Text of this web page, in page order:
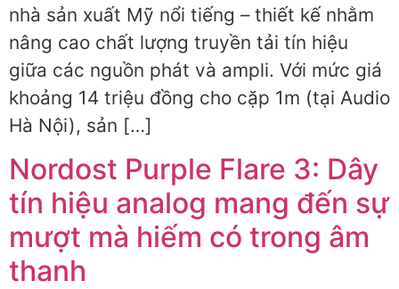
nhà sản xuất Mỹ nổi tiếng – thiết kế nhằm
nâng cao chất lượng truyền tải tín hiệu
giữa các nguồn phát và ampli. Với mức giá
khoảng 14 triệu đồng cho cặp 1m (tại Audio
Hà Nội), sản […]
Nordost Purple Flare 3: Dây
tín hiệu analog mang đến sự
mượt mà hiếm có trong âm
thanh